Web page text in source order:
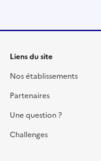
Liens du site
Nos établissements
Partenaires
Une question ?
Challenges